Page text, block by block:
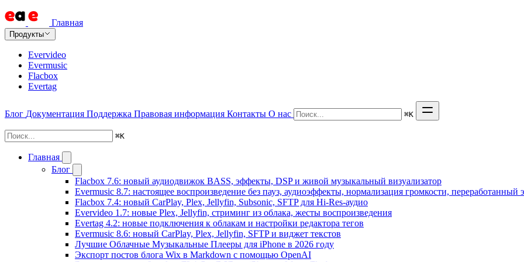
Главная
Продукты
Evervideo
Evermusic
Flacbox
Evertag
Блог Документация Поддержка Правовая информация Контакты О нас ⌘K
⌘K
Главная
Блог
Flacbox 7.6: новый аудиодвижок BASS, эффекты, DSP и живой музыкальный визуализатор
Evermusic 8.7: настоящее воспроизведение без пауз, аудиоэффекты, нормализация громкости, переработанный
Flacbox 7.4: новый CarPlay, Plex, Jellyfin, Subsonic, SFTP для Hi-Res-аудио
Evervideo 1.7: новые Plex, Jellyfin, стриминг из облака, жесты воспроизведения
Evertag 4.2: новые подключения к облакам и настройки редактора тегов
Evermusic 8.6: новый CarPlay, Plex, Jellyfin, SFTP и виджет текстов
Лучшие Облачные Музыкальные Плееры для iPhone в 2026 году
Экспорт постов блога Wix в Markdown с помощью OpenAI